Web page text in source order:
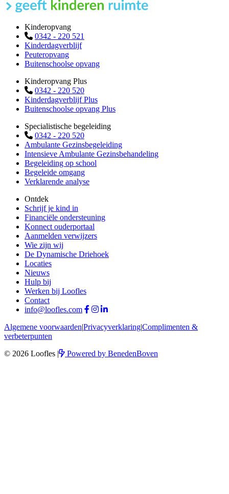
Kinderopvang
0342 - 220 521
Kinderdagverblijf
Peuteropvang
Buitenschoolse opvang
Kinderopvang Plus
0342 - 220 520
Kinderdagverblijf Plus
Buitenschoolse opvang Plus
Specialistische begeleiding
0342 - 220 520
Ambulante Gezinsbegeleiding
Intensieve Ambulante Gezinsbehandeling
Begeleiding op school
Begeleide omgang
Verklarende analyse
Ontdek
Schrijf je kind in
Financiële ondersteuning
Konnect ouderportaal
Aanmelden verwijzers
Wie zijn wij
De Dynamische Driehoek
Locaties
Nieuws
Hulp bij
Werken bij Loofles
Contact
info@loofles.com
Algemene voorwaarden|Privacyverklaring|Complimenten &
verbeterpunten
© 2026 Loofles | Powered by BenedenBoven